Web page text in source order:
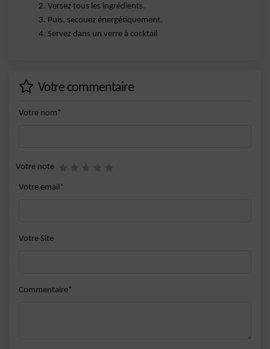
Versez tous les ingrédients.
Puis, secouez énergétiquement.
Servez dans un verre à cocktail
Votre commentaire
Votre nom*
Votre note
Votre email*
Votre Site
Commentaire*